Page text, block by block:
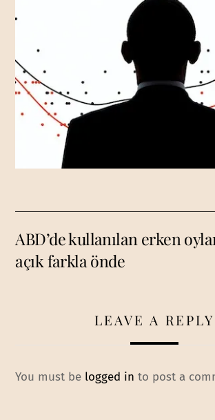
ABD’de kullanılan erken
açık farkla önde
LEAVE A REPLY
You must be logged in to post a